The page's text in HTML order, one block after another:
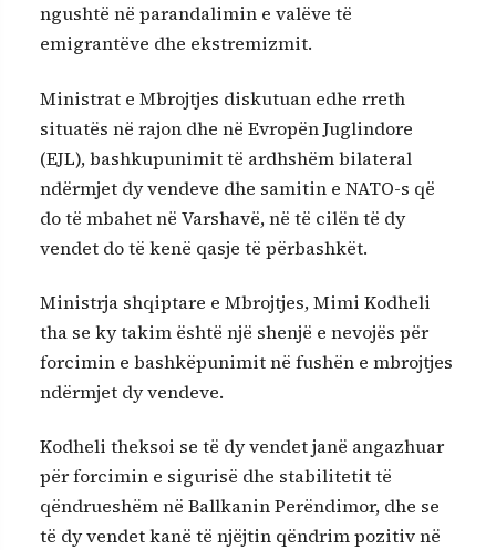
ngushtë në parandalimin e valëve të
emigrantëve dhe ekstremizmit.
Ministrat e Mbrojtjes diskutuan edhe rreth
situatës në rajon dhe në Evropën Juglindore
(EJL), bashkupunimit të ardhshëm bilateral
ndërmjet dy vendeve dhe samitin e NATO-s që
do të mbahet në Varshavë, në të cilën të dy
vendet do të kenë qasje të përbashkët.
Ministrja shqiptare e Mbrojtjes, Mimi Kodheli
tha se ky takim është një shenjë e nevojës për
forcimin e bashkëpunimit në fushën e mbrojtjes
ndërmjet dy vendeve.
Kodheli theksoi se të dy vendet janë angazhuar
për forcimin e sigurisë dhe stabilitetit të
qëndrueshëm në Ballkanin Perëndimor, dhe se
të dy vendet kanë të njëjtin qëndrim pozitiv në